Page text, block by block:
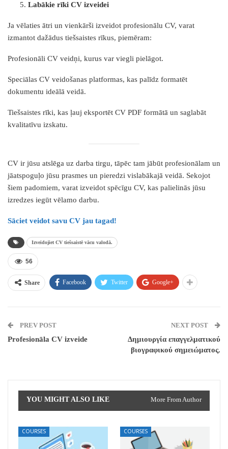
Labākie rīki CV izveidei
Ja vēlaties ātri un vienkārši izveidot profesionālu CV, varat
izmantot dažādus tiešsaistes rīkus, piemēram:
Profesionāli CV veidņi, kurus var viegli pielāgot.
Speciālas CV veidošanas platformas, kas palīdz formatēt
dokumentu ideālā veidā.
Tiešsaistes rīki, kas ļauj eksportēt CV PDF formātā un saglabāt
kvalitatīvu izskatu.
CV ir jūsu atslēga uz darba tirgu, tāpēc tam jābūt profesionālam un
jāatspoguļo jūsu prasmes un pieredzi vislabākajā veidā. Sekojot
šiem padomiem, varat izveidot spēcīgu CV, kas palielinās jūsu
izredzes iegūt vēlamo darbu.
Sāciet veidot savu CV jau tagad!
Izveidojiet CV tiešsaistē vācu valodā.
56
Share Facebook Twitter Google+
PREV POST
Profesionāla CV izveide
NEXT POST
Δημιουργία επαγγελματικού
βιογραφικού σημειώματος.
YOU MIGHT ALSO LIKE More From Author
COURSES COURSES